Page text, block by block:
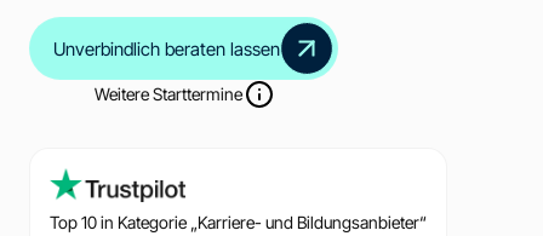
Unverbindlich beraten lassen
Weitere Starttermine
Top 10 in Kategorie „Karriere- und Bildungsanbieter“